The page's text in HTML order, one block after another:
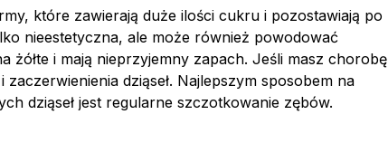
które zawierają duże ilości cukru i pozostawiają po
nieestetyczna, ale może również powodować
żółte i mają nieprzyjemny zapach. Jeśli masz chorobę
dziąseł. Najlepszym sposobem na
dziąseł jest regularne szczotkowanie zębów.